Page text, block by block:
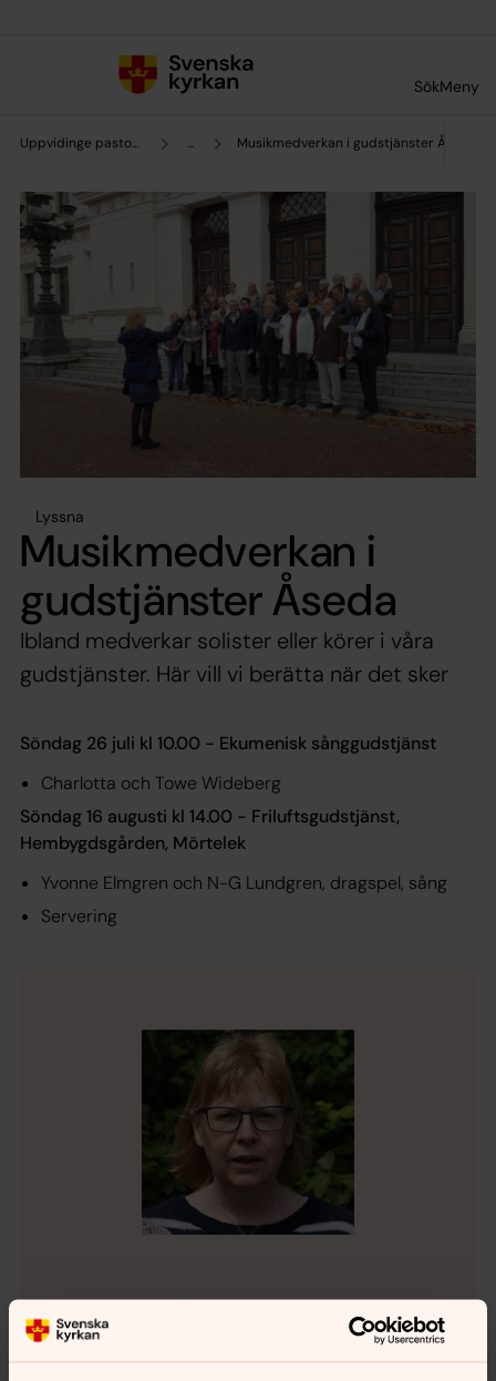
SökMeny
Uppvidinge pastorat ... Musikmedverkan i gudstjänster Åseda
Lyssna
Musikmedverkan i
gudstjänster Åseda
Ibland medverkar solister eller körer i våra
gudstjänster. Här vill vi berätta när det sker
Söndag 26 juli kl 10.00 - Ekumenisk sånggudstjänst
Charlotta och Towe Wideberg
Söndag 16 augusti kl 14.00 - Friluftsgudstjänst,
Hembygdsgården, Mörtelek
Yvonne Elmgren och N-G Lundgren, dragspel, sång
Servering
Rosemary Karlsson
Kantor